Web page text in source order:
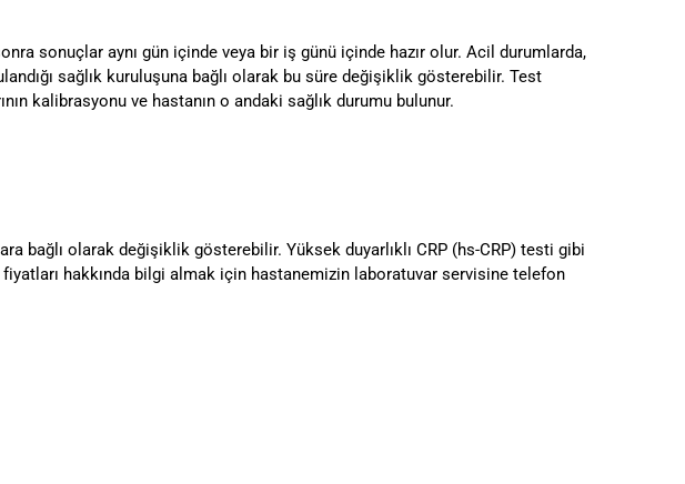
sonuçlar aynı gün içinde veya bir iş günü içinde hazır olur. Acil durumlarda,
sağlık kuruluşuna bağlı olarak bu süre değişiklik gösterebilir. Test
kalibrasyonu ve hastanın o andaki sağlık durumu bulunur.
bağlı olarak değişiklik gösterebilir. Yüksek duyarlıklı CRP (hs-CRP) testi gibi
hakkında bilgi almak için hastanemizin laboratuvar servisine telefon